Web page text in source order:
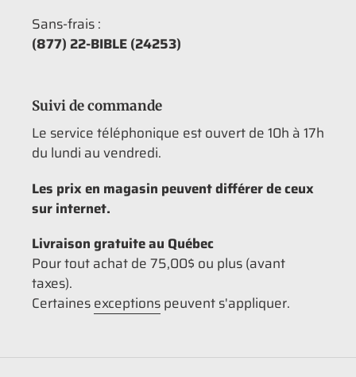
Sans-frais :
(877) 22-BIBLE (24253)
Suivi de commande
Le service téléphonique est ouvert de 10h à 17h
du lundi au vendredi.
Les prix en magasin peuvent différer de ceux
sur internet.
Livraison gratuite au Québec
Pour tout achat de 75,00$ ou plus (avant
taxes).
Certainesexceptionspeuvent s'appliquer.